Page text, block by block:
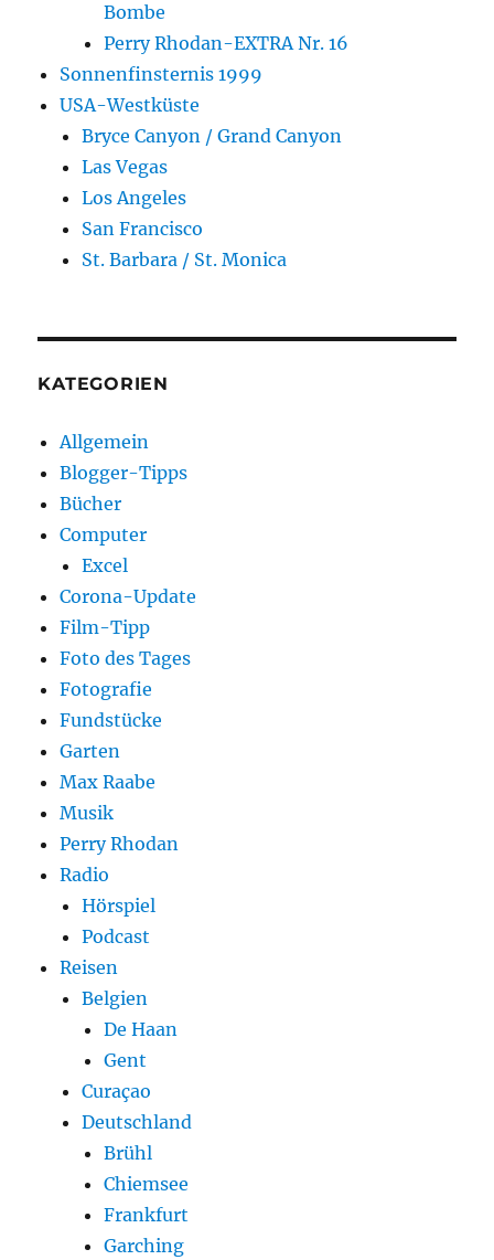
Bombe
Perry Rhodan-EXTRA Nr. 16
Sonnenfinsternis 1999
USA-Westküste
Bryce Canyon / Grand Canyon
Las Vegas
Los Angeles
San Francisco
St. Barbara / St. Monica
KATEGORIEN
Allgemein
Blogger-Tipps
Bücher
Computer
Excel
Corona-Update
Film-Tipp
Foto des Tages
Fotografie
Fundstücke
Garten
Max Raabe
Musik
Perry Rhodan
Radio
Hörspiel
Podcast
Reisen
Belgien
De Haan
Gent
Curaçao
Deutschland
Brühl
Chiemsee
Frankfurt
Garching